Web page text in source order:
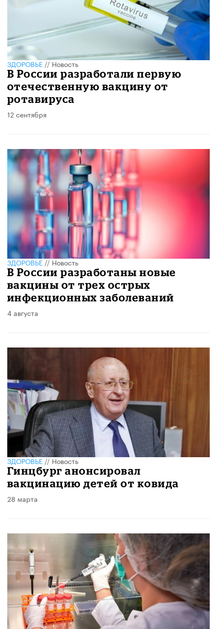
ЗДОРОВЬЕ//Новость
В России разработали первую
отечественную вакцину от
ротавируса
12 сентября
ЗДОРОВЬЕ//Новость
В России разработаны новые
вакцины от трех острых
инфекционных заболеваний
4 августа
ЗДОРОВЬЕ//Новость
Гинцбург анонсировал
вакцинацию детей от ковида
28 марта